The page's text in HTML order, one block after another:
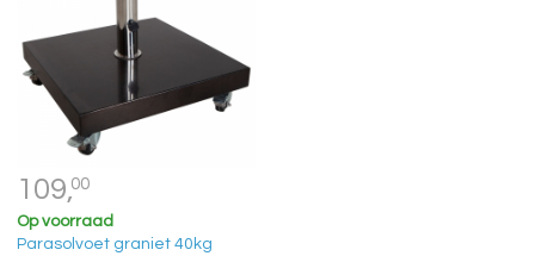
109,00
Op voorraad
Parasolvoet graniet 40kg